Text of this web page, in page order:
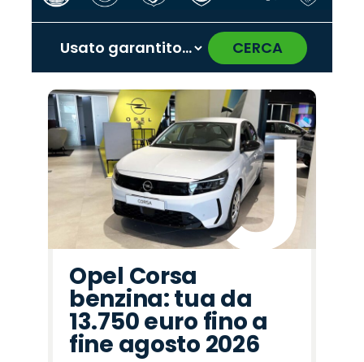
CERCA
Promo
Omoda
Promo
Opel
Promo
Lancia
Promo
Citroën
Promo
Fiat
Promo
Abarth
Promo
Peugeot
Promo
Mazda
Promo
Jeep
Promo
Alfa
Romeo
Promo
Seat
Promo
Cupra
Promo
Hyundai
Promo
Jaecoo
Promo
Land
Rover
‹ ›
Opel Corsa
benzina: tua da
13.750 euro fino a
fine agosto 2026